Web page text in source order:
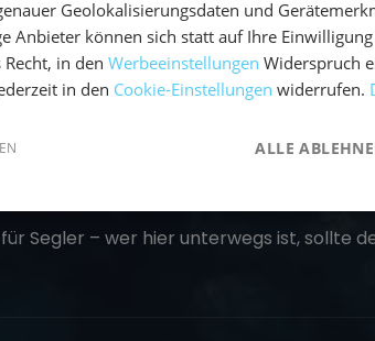
von starkem Temperaturabfall
110 km/h) möglich
Segler – wer hier unterwegs ist, sollte
Geolokalisierungsdaten und
Anbieter können sich statt auf Ihre
Recht, in den Werbeeinstellungen Widerspruch
in den Cookie-Einstellungen widerrufen.
ALLE